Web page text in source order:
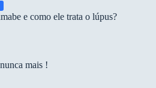
e como ele trata o lúpus?
mais !